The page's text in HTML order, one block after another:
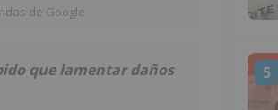
de Google
que lamentar daños
5